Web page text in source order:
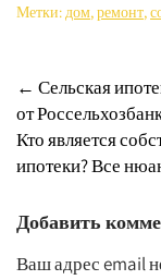
Метки:дом,ремонт,
по
записям
← Сельская
от
Кто является
ипотеки? Все
Добавить
Ваш адрес email